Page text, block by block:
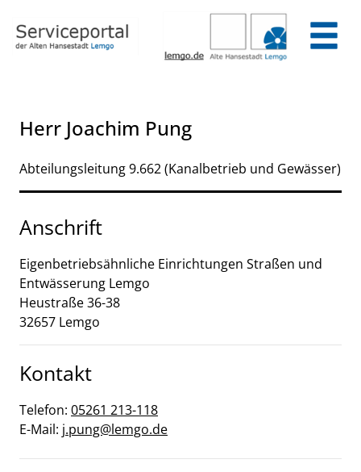
Herr Joachim Pung
Abteilungsleitung 9.662 (Kanalbetrieb und Gewässer)
Anschrift
Eigenbetriebsähnliche Einrichtungen Straßen und
Entwässerung Lemgo
Heustraße36-38
32657 Lemgo
Kontakt
Telefon: 05261 213-118
E-Mail: j.pung@lemgo.de